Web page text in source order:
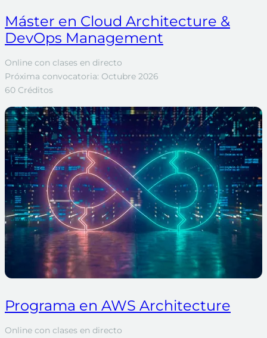
Máster en Cloud Architecture &
DevOps Management
Online con clases en directo
Próxima convocatoria: Octubre 2026
60 Créditos
Programa en AWS Architecture
Online con clases en directo